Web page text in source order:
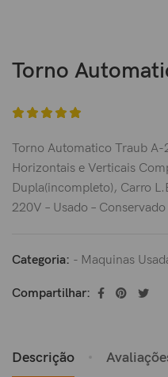
Torno
Torno Automatico Traub
Horizontais e Verticais
Dupla(incompleto), Carro
220V – Usado – Conservado
Categoria: - Maquinas
Compartilhar:
Descrição